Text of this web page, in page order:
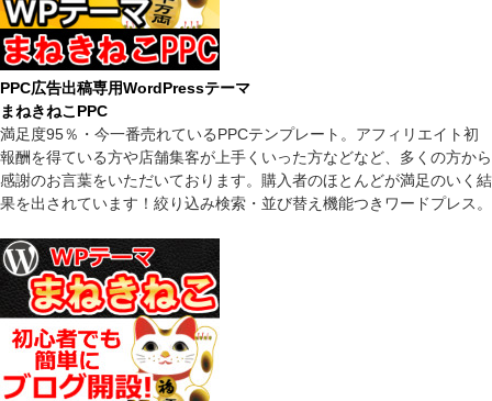
PPC広告出稿専用WordPressテーマ
まねきねこPPC
満足度95％・今一番売れているPPCテンプレート。アフィリエイト初
報酬を得ている方や店舗集客が上手くいった方などなど、多くの方から
感謝のお言葉をいただいております。購入者のほとんどが満足のいく結
果を出されています！絞り込み検索・並び替え機能つきワードプレス。